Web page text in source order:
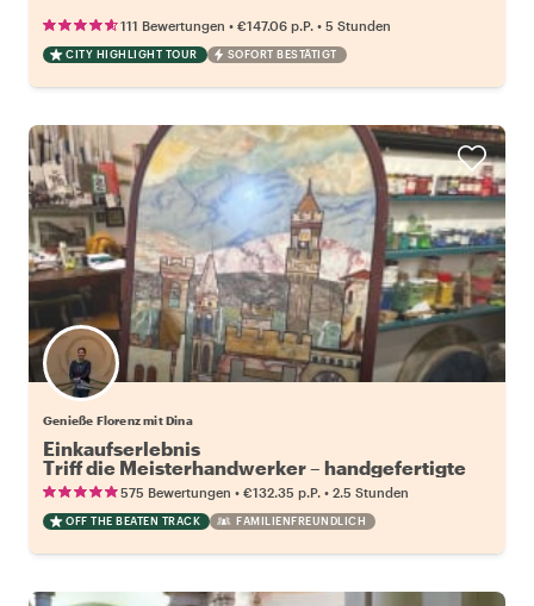
111 Bewertungen • €147.06 p.P. • 5 Stunden
CITY HIGHLIGHT TOUR SOFORT BESTÄTIGT
Genieße Florenz mit Dina
Einkaufserlebnis
Triff die Meisterhandwerker – handgefertigte
Schätze nur für dich!
575 Bewertungen • €132.35 p.P. • 2.5 Stunden
OFF THE BEATEN TRACK FAMILIENFREUNDLICH